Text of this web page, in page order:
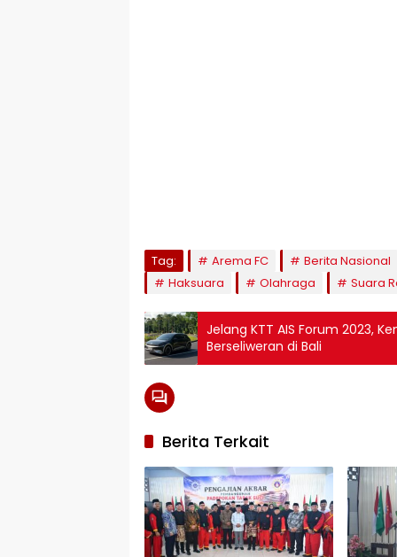
Tag: Arema FC Berita Nasional
Haksuara
Olahraga Suara
Jelang KTT AIS Forum 2023,
Berseliweran di Bali
Berita Terkait